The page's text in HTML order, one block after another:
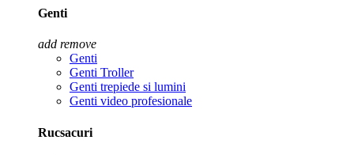
Genti
add remove
Genti
Genti Troller
Genti trepiede si lumini
Genti video profesionale
Rucsacuri